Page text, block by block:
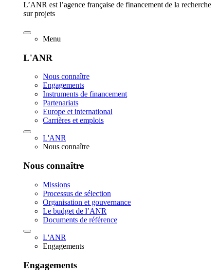
L’ANR est l’agence française de financement de la recherche
sur projets
Menu
L'ANR
Nous connaître
Engagements
Instruments de financement
Partenariats
Europe et international
Carrières et emplois
L'ANR
Nous connaître
Nous connaître
Missions
Processus de sélection
Organisation et gouvernance
Le budget de l’ANR
Documents de référence
L'ANR
Engagements
Engagements